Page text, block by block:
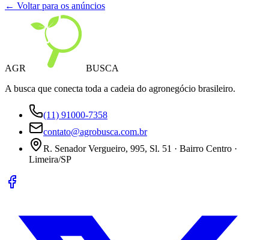
← Voltar para os anúncios
AGR
BUSCA
A busca que conecta toda a cadeia do agronegócio brasileiro.
(11) 91000-7358
contato@agrobusca.com.br
R. Senador Vergueiro, 995, Sl. 51 · Bairro Centro ·
Limeira/SP